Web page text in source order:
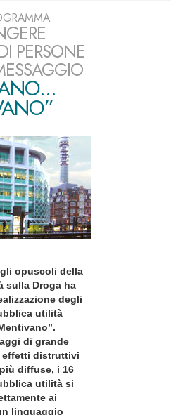
PERSONE
opuscoli della
sulla Droga ha
degli
utilità
di grande
effetti distruttivi
diffuse, i 16
utilità si
ai
linguaggio